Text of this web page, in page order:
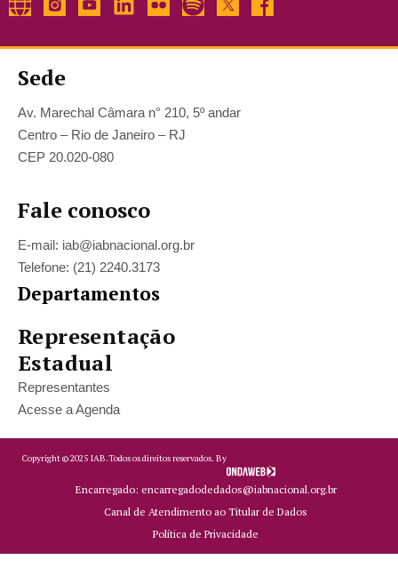
Sede
Av. Marechal Câmara n° 210, 5º andar
Centro – Rio de Janeiro – RJ
CEP 20.020-080
Fale conosco
E-mail: iab@iabnacional.org.br
Telefone: (21) 2240.3173
Departamentos
Representação
Estadual
Representantes
Acesse a Agenda
Copyright ©2025 IAB.Todos os direitos reservados. By
Encarregado: encarregadodedados@iabnacional.org.br
Canal de Atendimento ao Titular de Dados
Política de Privacidade